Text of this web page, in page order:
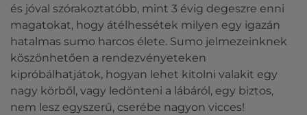
és jóval szórakoztatóbb, mint 3 évig degeszre enni
magatokat, hogy átélhessétek milyen egy igazán
hatalmas sumo harcos élete. Sumo jelmezeinknek
köszönhetően a rendezvényeteken
kipróbálhatjátok, hogyan lehet kitolni valakit egy
nagy körből, vagy ledönteni a lábáról, egy biztos,
nem lesz egyszerű, cserébe nagyon vicces!